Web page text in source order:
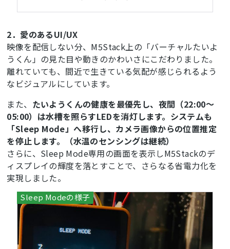
2．愛のあるUI/UX
映像を配信しない分、M5Stack上の「バーチャルたいよ
うくん」の見た目や動きのかわいさにこだわりました。
離れていても、間近で生きている気配が感じられるよう
なビジュアルにしています。
また、 たいようくんの健康を最優先し、夜間（22:00～
05:00）は水槽を照らすLEDを消灯します。システムも
「Sleep Mode」へ移行し、カメラ画像からの位置推定
を停止します。（水温のセンシングは継続）
さらに、Sleep Mode専用の画面を表示しM5Stackのデ
ィスプレイの輝度を落とすことで、さらなる省電力化を
実現しました。